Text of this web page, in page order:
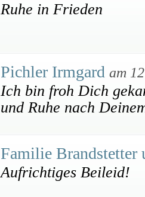
Ruhe in Frieden
Pichler Irmgard am
Ich bin froh Dich
und Ruhe nach
Familie Brandstetter
Aufrichtiges Beileid!